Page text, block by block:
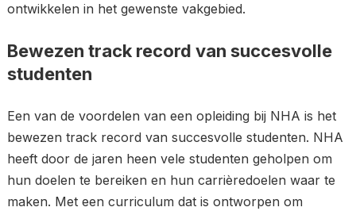
ontwikkelen in het gewenste vakgebied.
Bewezen track record van succesvolle
studenten
Een van de voordelen van een opleiding bij NHA is het
bewezen track record van succesvolle studenten. NHA
heeft door de jaren heen vele studenten geholpen om
hun doelen te bereiken en hun carrièredoelen waar te
maken. Met een curriculum dat is ontworpen om